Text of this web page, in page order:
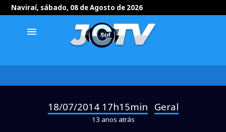
Naviraí, sábado, 08 de Agosto de 2026
menu
18/07/2014 17h15min Geral
13 anos atrás